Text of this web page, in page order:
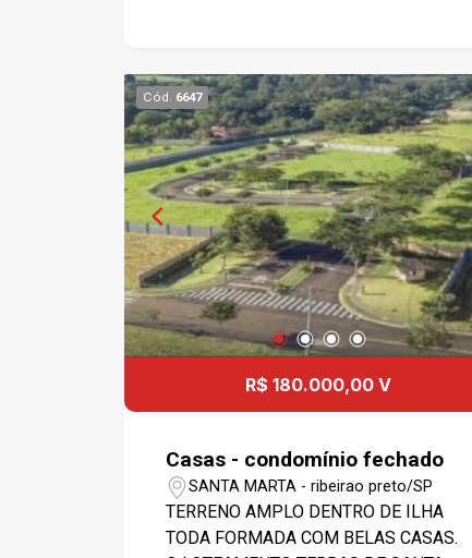
CONDOMINIO: CONDOMÍNIO COM
CAMPO DE FUTEBOL GRAMADO,
QUADRA DE AREIA, QUADRA
POLIESPORTIVA, DUAS QUADRA
TÊNIS SAIBRO, ACADEMIA, PISCINA,
PLAYGROUND, SALÃO FESTA, SALÃO
JOGOS, QUIOSQUE COM
CHURRASQUEIRA, POMAR, CICLOVIA,
PISTA DE CAMINHADA, AMPLA ÁREA
VERDE. PORTARIA E RONDA 24H. -
IMÓVEL VAGO - NÃO ACEITA
PERMUTA. VISITAS AGENDADAS.
Cód. 6647
R$ 180.000,00 V
Casas - condomínio fechado
SANTA MARTA - ribeirao preto/SP
TERRENO AMPLO DENTRO DE ILHA
TODA FORMADA COM BELAS CASAS.